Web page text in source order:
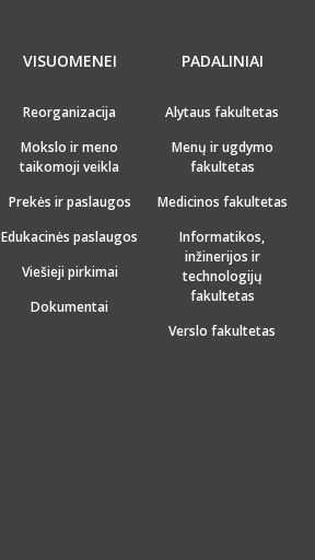
VISUOMENEI
Reorganizacija
Mokslo ir meno
taikomoji veikla
Prekės ir paslaugos
Edukacinės paslaugos
Viešieji pirkimai
Dokumentai
PADALINIAI
Alytaus fakultetas
Menų ir ugdymo
fakultetas
Medicinos fakultetas
Informatikos,
inžinerijos ir
technologijų
fakultetas
Verslo fakultetas